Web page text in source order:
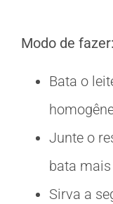
Modo de fazer:
Bata o
Junte o
bata
Sirva a